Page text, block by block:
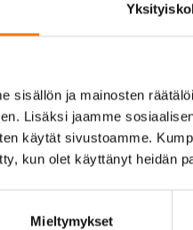
sisällön ja mainosten
Lisäksi jaamme
käytät sivustoamme.
kun olet käyttänyt heidän
Mieltymykset
laatu ja koostumus
pitkän matkan päähän,
olla korkeammat.
hintaan
ja leikkikenttien
olla kalliimpaa, koska sen on